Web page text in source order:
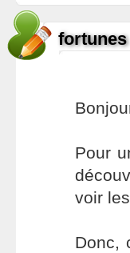
fortunes
Pour
voir
Donc,